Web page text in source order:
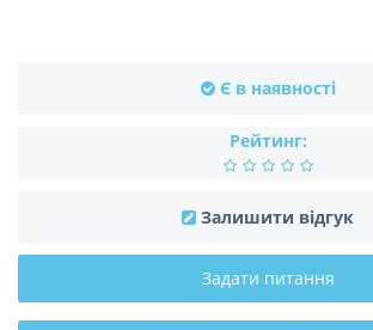
Є в наявності
Рейтинг:
Залишити відгук
Задати питання